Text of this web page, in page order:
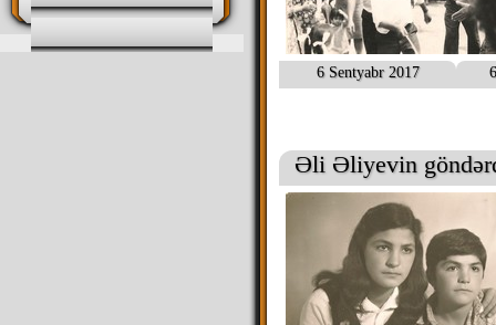
6 Sentyabr 2017
Əli Əliyevin